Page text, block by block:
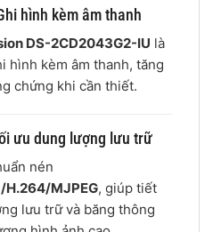
hình kèm âm thanh
DS-2CD2043G2-IU là
hình kèm âm thanh, tăng
chứng khi cần thiết.
ưu dung lượng lưu trữ
nén
MJPEG, giúp tiết
lưu trữ và băng thông